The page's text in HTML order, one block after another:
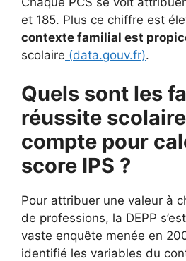
et 185. Plus ce chiffre est
contexte familial est
scolaire (data.gouv.fr).
Quels sont les
réussite
compte pour
score IPS ?
Pour attribuer une valeur à
de professions, la DEPP
vaste enquête menée en
identifié les variables du